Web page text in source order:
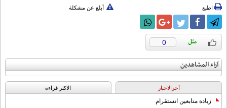
اطبع
أبلغ عن مشكلة
0
آراء المشاهدين
آخرالاخبار الاکثر قراءة
زيادة متابعين انستقرام